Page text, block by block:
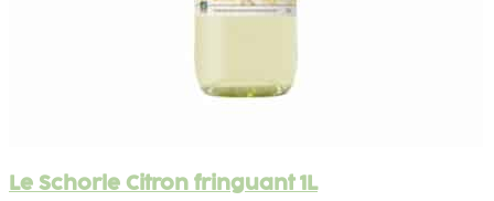
Le Schorle Citron fringuant 1L